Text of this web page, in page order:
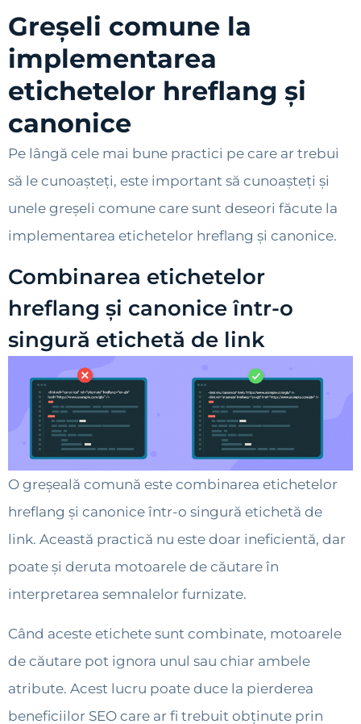
Greșeli comune la
implementarea
etichetelor hreflang și
canonice
Pe lângă cele mai bune practici pe care ar trebui
să le cunoașteți, este important să cunoașteți și
unele greșeli comune care sunt deseori făcute la
implementarea etichetelor hreflang și canonice.
Combinarea etichetelor
hreflang și canonice într-o
singură etichetă de link
O greșeală comună este combinarea etichetelor
hreflang și canonice într-o singură etichetă de
link. Această practică nu este doar ineficientă, dar
poate și deruta motoarele de căutare în
interpretarea semnalelor furnizate.
Când aceste etichete sunt combinate, motoarele
de căutare pot ignora unul sau chiar ambele
atribute. Acest lucru poate duce la pierderea
beneficiilor SEO care ar fi trebuit obținute prin